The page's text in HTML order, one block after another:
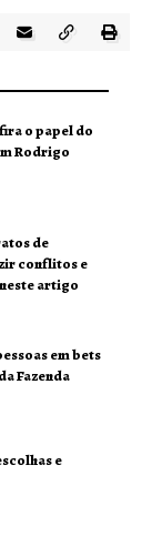
o papel do
Rodrigo
de
conflitos e
artigo
em bets
Fazenda
e